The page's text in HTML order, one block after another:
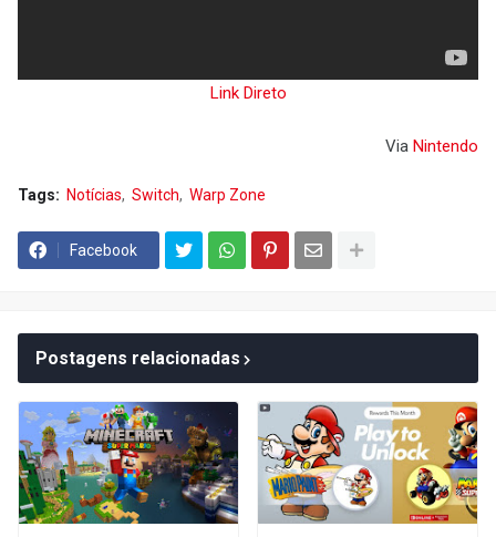
Link Direto
Via Nintendo
Tags: Notícias Switch Warp Zone
Facebook
Postagens relacionadas